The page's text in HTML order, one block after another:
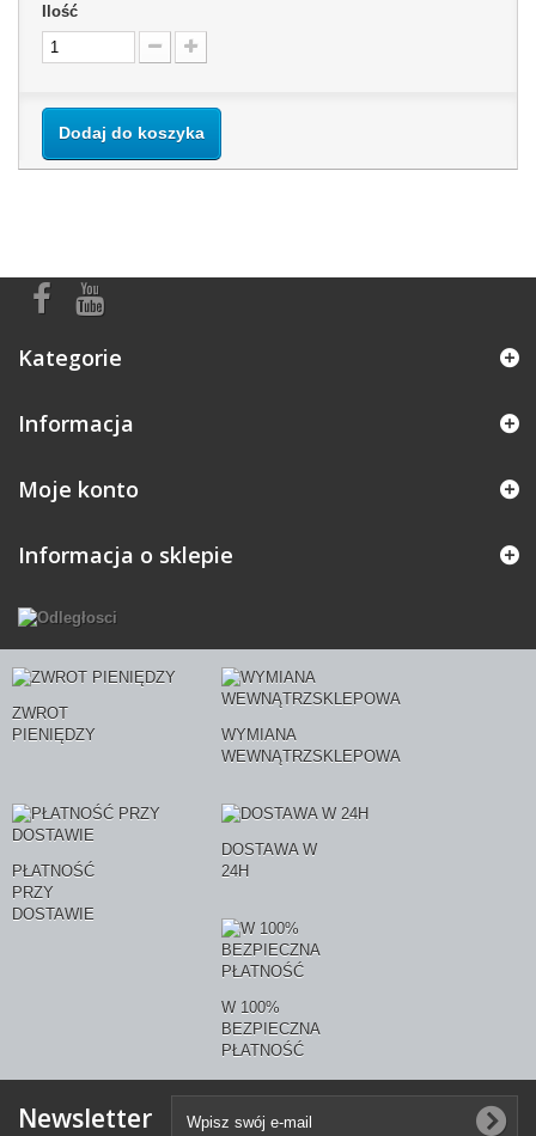
Ilość
Dodaj do koszyka
Kategorie
Informacja
Moje konto
Informacja o sklepie
ZWROT
PIENIĘDZY
WYMIANA
WEWNĄTRZSKLEPOWA
PŁATNOŚĆ
PRZY
DOSTAWIE
DOSTAWA W
24H
W 100%
BEZPIECZNA
PŁATNOŚĆ
Newsletter